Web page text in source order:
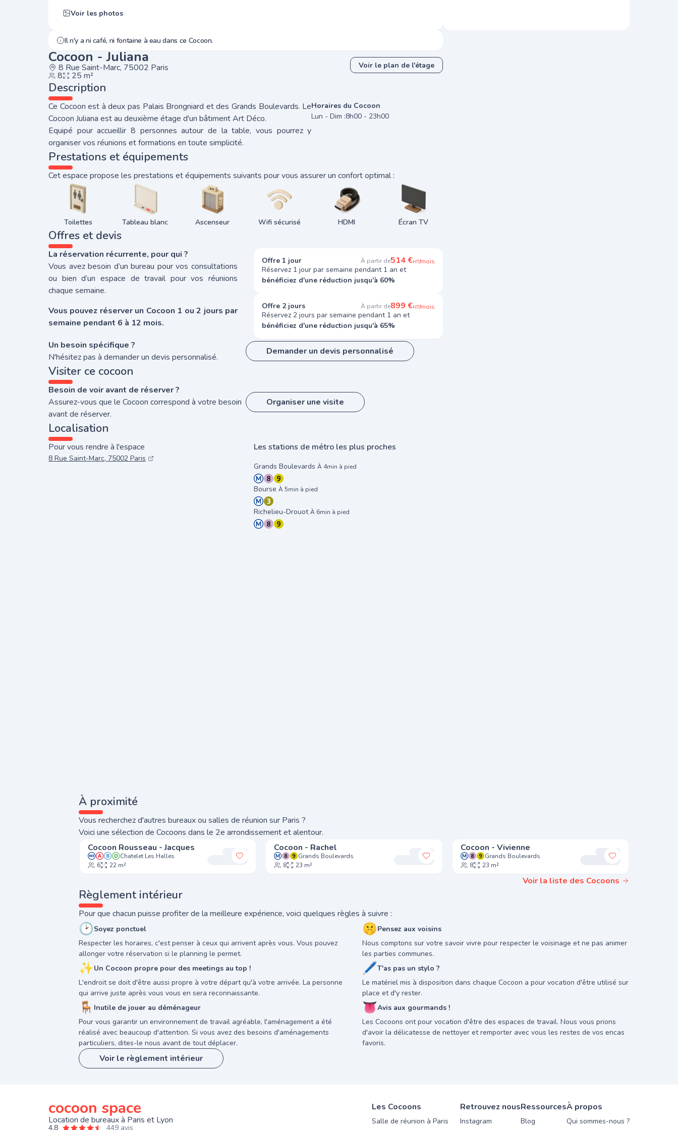
Voir les photos
Il n'y a ni café, ni fontaine à eau dans ce Cocoon.
Cocoon - Juliana
8 Rue Saint-Marc, 75002 Paris
8 25 m²
Voir le plan de l'étage
Description
Ce Cocoon est à deux pas Palais Brongniard et des Grands Boulevards. Le
Cocoon Juliana est au deuxième étage d'un bâtiment Art Déco.
Equipé pour accueillir 8 personnes autour de la table, vous pourrez y
organiser vos réunions et formations en toute simplicité.
Horaires du Cocoon
Lun - Dim :8h00 - 23h00
Prestations et équipements
Cet espace propose les prestations et équipements suivants pour vous assurer un confort optimal :
Toilettes Tableau blanc Ascenseur Wifi sécurisé HDMI Écran TV
Offres et devis
La réservation récurrente, pour qui ?
Vous avez besoin d’un bureau pour vos consultations
ou bien d’un espace de travail pour vos réunions
chaque semaine.
Vous pouvez réserver un Cocoon 1 ou 2 jours par
semaine pendant 6 à 12 mois.
Offre 1 jour À partir de514 €HT/mois
Réservez 1 jour par semaine pendant 1 an et
bénéficiez d'une réduction jusqu'à 60%
Offre 2 jours À partir de899 €HT/mois
Réservez 2 jours par semaine pendant 1 an et
bénéficiez d'une réduction jusqu'à 65%
Un besoin spécifique ?
N'hésitez pas à demander un devis personnalisé.
Demander un devis personnalisé
Visiter ce cocoon
Besoin de voir avant de réserver ?
Assurez-vous que le Cocoon correspond à votre besoin
avant de réserver.
Organiser une visite
Localisation
Pour vous rendre à l'espace
8 Rue Saint-Marc, 75002 Paris
Les stations de métro les plus proches
Grands Boulevards À 4min à pied
Bourse À 5min à pied
Richelieu-Drouot À 6min à pied
À proximité
Vous recherchez d'autres bureaux ou salles de réunion sur Paris ?
Voici une sélection de Cocoons dans le 2e arrondissement et alentour.
Ajouter à mes favoris
Cocoon Rousseau - Jacques
Chatelet Les Halles
6
22 m² Ajouter à mes favoris
Cocoon - Rachel
Grands Boulevards
8
23 m² Ajouter à mes
Cocoon - Vivienne
Grands Boulevards
8
23 m²
Voir la liste des Cocoons
Règlement intérieur
Pour que chacun puisse profiter de la meilleure expérience, voici quelques règles à suivre :
🕑Soyez ponctuel
Respecter les horaires, c'est penser à ceux qui arrivent après vous. Vous pouvez
allonger votre réservation si le planning le permet.
✨Un Cocoon propre pour des meetings au top !
L'endroit se doit d'être aussi propre à votre départ qu'à votre arrivée. La personne
qui arrive juste après vous vous en sera reconnaissante.
🪑 Inutile de jouer au déménageur
Pour vous garantir un environnement de travail agréable, l'aménagement a été
réalisé avec beaucoup d'attention. Si vous avez des besoins d'aménagements
particuliers, dites-le nous avant de tout déplacer.
🤫Pensez aux voisins
Nous comptons sur votre savoir vivre pour respecter le voisinage et ne pas animer
les parties communes.
🖊T'as pas un stylo ?
Le matériel mis à disposition dans chaque Cocoon a pour vocation d'être utilisé sur
place et d'y rester.
👅Avis aux gourmands !
Les Cocoons ont pour vocation d'être des espaces de travail. Nous vous prions
d'avoir la délicatesse de nettoyer et remporter avec vous les restes de vos encas
favoris.
Voir le règlement intérieur
cocoon space
Location de bureaux à Paris et Lyon
4,8 449 avis
Les Cocoons
Salle de réunion à Paris
Retrouvez nous
Instagram
Ressources
Blog
À propos
Qui sommes-nous ?